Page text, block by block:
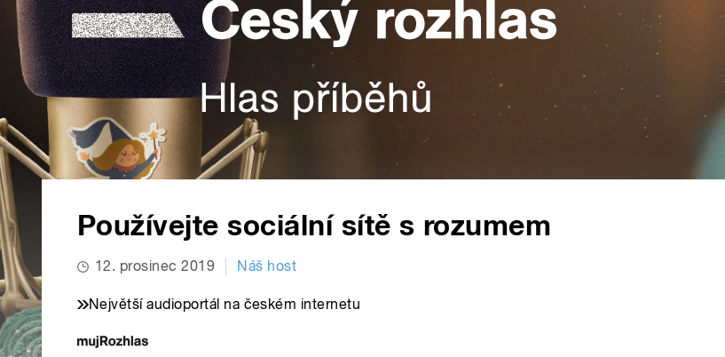
Používejte sociální sítě s rozumem
12. prosinec 2019 Náš host
Největší audioportál na českém internetu